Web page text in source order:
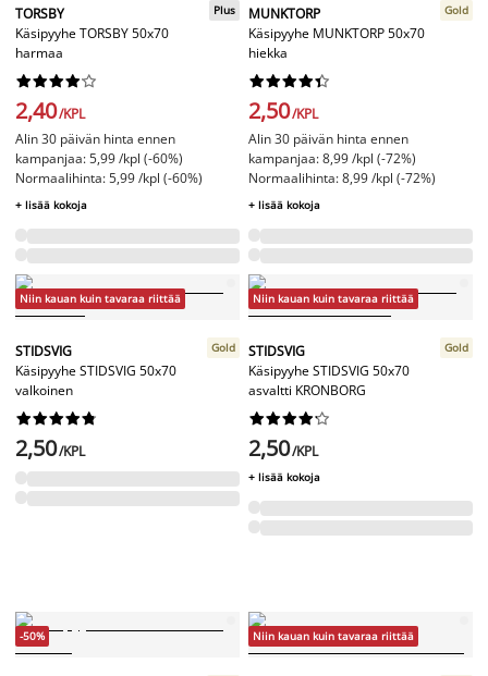
TORSBY
Käsipyyhe TORSBY 50x70
harmaa
Plus






2,40/KPL
Alin 30 päivän hinta ennen
kampanjaa: 5,99 /kpl (-60%)
Normaalihinta: 5,99 /kpl (-60%)
+ lisää kokoja
MUNKTORP
Käsipyyhe MUNKTORP 50x70
hiekka
Gold






2,50/KPL
Alin 30 päivän hinta ennen
kampanjaa: 8,99 /kpl (-72%)
Normaalihinta: 8,99 /kpl (-72%)
+ lisää kokoja
Niin kauan kuin tavaraa riittää
STIDSVIG
Käsipyyhe STIDSVIG 50x70
valkoinen
Gold






2,50/KPL
Niin kauan kuin tavaraa riittää
STIDSVIG
Käsipyyhe STIDSVIG 50x70
asvaltti KRONBORG
Gold






2,50/KPL
+ lisää kokoja
-50% Niin kauan kuin tavaraa riittää